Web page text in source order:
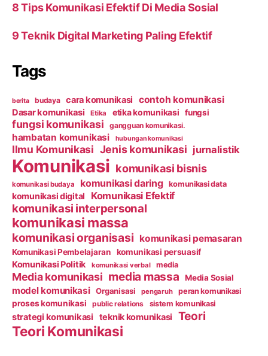
8 Tips Komunikasi Efektif Di Media Sosial
9 Teknik Digital Marketing Paling Efektif
Tags
berita budaya cara komunikasi contoh komunikasi
Dasar komunikasi Etika etika komunikasi fungsi
fungsi komunikasi gangguan komunikasi.
hambatan komunikasi hubungan komunikasi
Ilmu Komunikasi Jenis komunikasi jurnalistik
Komunikasi komunikasi bisnis
komunikasi budaya komunikasi daring komunikasi data
komunikasi digital Komunikasi Efektif
komunikasi interpersonal
komunikasi massa
komunikasi organisasi komunikasi pemasaran
Komunikasi Pembelajaran komunikasi persuasif
Komunikasi Politik komunikasi verbal media
Media komunikasi media massa Media Sosial
model komunikasi Organisasi pengaruh peran komunikasi
proses komunikasi public relations sistem komunikasi
strategi komunikasi teknik komunikasi Teori
Teori Komunikasi